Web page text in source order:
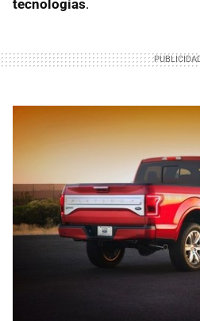
tecnologías.